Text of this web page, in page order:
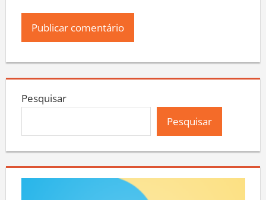
Pesquisar
Pesquisar